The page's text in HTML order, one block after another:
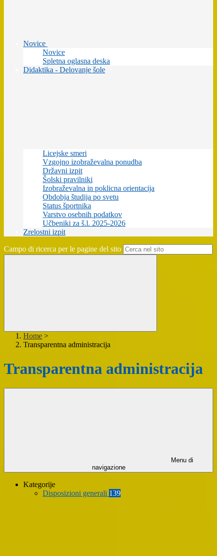
Novice
Novice
Spletna oglasna deska
Didaktika - Delovanje šole
Licejske smeri
Vzgojno izobraževalna ponudba
Državni izpit
Šolski pravilniki
Izobraževalna in poklicna orientacija
Obdobja študija po svetu
Status športnika
Varstvo osebnih podatkov
Učbeniki za š.l. 2025-2026
Zrelostni izpit
Campo di ricerca per le pagine del sito
Home >
Transparentna administracija
Transparentna administracija
Menu di
navigazione
Kategorije
Disposizioni generali 139